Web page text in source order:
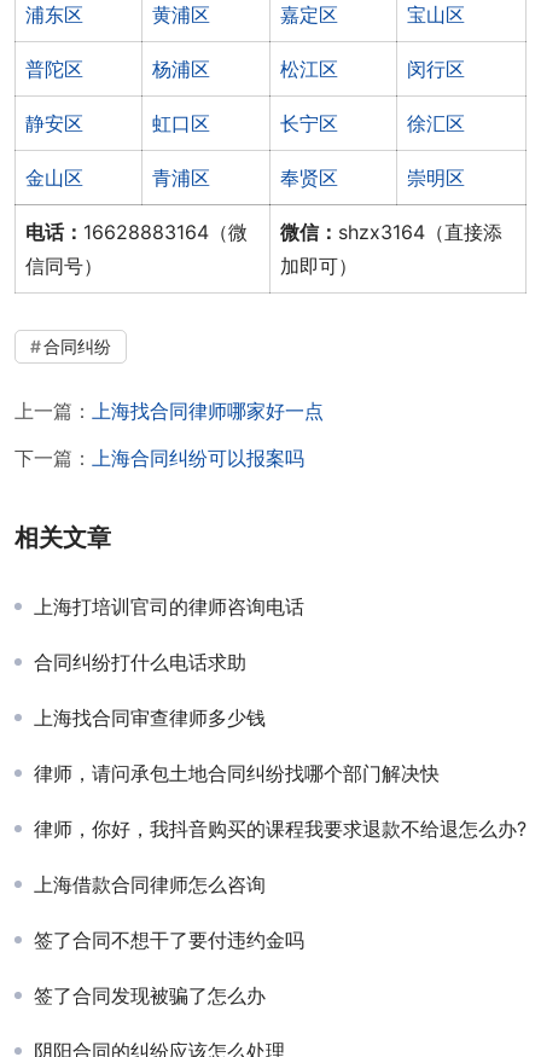
浦东区 黄浦区 嘉定区 宝山区
普陀区 杨浦区 松江区 闵行区
静安区 虹口区 长宁区 徐汇区
金山区 青浦区 奉贤区 崇明区
电话： 16628883164（微
信同号）
微信： shzx3164（直接添
加即可）
合同纠纷
上一篇：
上海找合同律师哪家好一点
下一篇：
上海合同纠纷可以报案吗
相关文章
上海打培训官司的律师咨询电话
合同纠纷打什么电话求助
上海找合同审查律师多少钱
律师，请问承包土地合同纠纷找哪个部门解决快
律师，你好，我抖音购买的课程我要求退款不给退怎么办?
上海借款合同律师怎么咨询
签了合同不想干了要付违约金吗
签了合同发现被骗了怎么办
阴阳合同的纠纷应该怎么处理